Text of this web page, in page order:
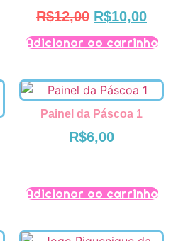
R$12,00 R$10,00
Adicionar ao carrinho
Painel da Páscoa 1
R$6,00
Adicionar ao carrinho